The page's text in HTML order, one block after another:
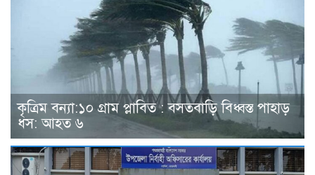
কৃত্রিম বন্যা:১০ গ্রাম প্লাবিত : বসতবাড়ি বিধ্বস্ত পাহাড়
ধস: আহত ৬